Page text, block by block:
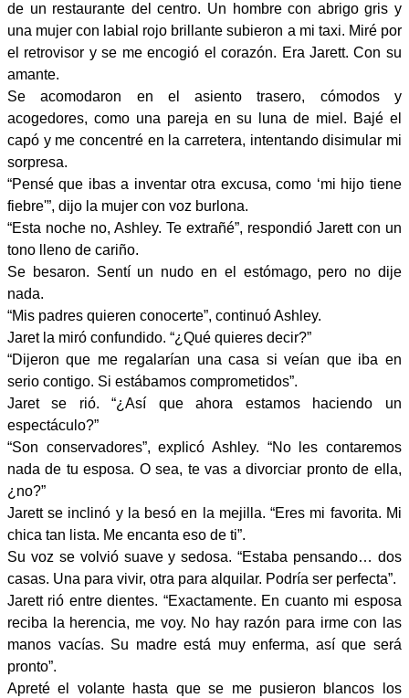
de un restaurante del centro. Un hombre con abrigo gris y
una mujer con labial rojo brillante subieron a mi taxi. Miré por
el retrovisor y se me encogió el corazón. Era Jarett. Con su
amante.
Se acomodaron en el asiento trasero, cómodos y
acogedores, como una pareja en su luna de miel. Bajé el
capó y me concentré en la carretera, intentando disimular mi
sorpresa.
“Pensé que ibas a inventar otra excusa, como ‘mi hijo tiene
fiebre'”, dijo la mujer con voz burlona.
“Esta noche no, Ashley. Te extrañé”, respondió Jarett con un
tono lleno de cariño.
Se besaron. Sentí un nudo en el estómago, pero no dije
nada.
“Mis padres quieren conocerte”, continuó Ashley.
Jaret la miró confundido. “¿Qué quieres decir?”
“Dijeron que me regalarían una casa si veían que iba en
serio contigo. Si estábamos comprometidos”.
Jaret se rió. “¿Así que ahora estamos haciendo un
espectáculo?”
“Son conservadores”, explicó Ashley. “No les contaremos
nada de tu esposa. O sea, te vas a divorciar pronto de ella,
¿no?”
Jarett se inclinó y la besó en la mejilla. “Eres mi favorita. Mi
chica tan lista. Me encanta eso de ti”.
Su voz se volvió suave y sedosa. “Estaba pensando… dos
casas. Una para vivir, otra para alquilar. Podría ser perfecta”.
Jarett rió entre dientes. “Exactamente. En cuanto mi esposa
reciba la herencia, me voy. No hay razón para irme con las
manos vacías. Su madre está muy enferma, así que será
pronto”.
Apreté el volante hasta que se me pusieron blancos los